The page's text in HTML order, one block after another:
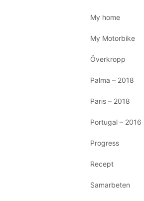
My home
My Motorbike
Överkropp
Palma – 2018
Paris – 2018
Portugal – 2016
Progress
Recept
Samarbeten